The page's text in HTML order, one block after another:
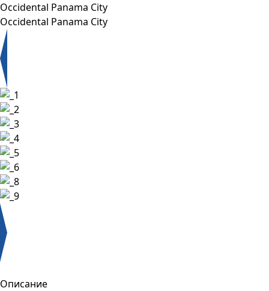
Occidental Panama City
Occidental Panama City
Описание